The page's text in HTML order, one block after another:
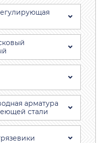
aрматура
стали